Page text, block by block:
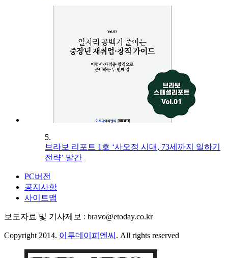
5.
브라보 리포트 1호 ‘사오정 시대, 73세까지 일하기
전략’ 발간
PC버전
공지사항
사이트맵
보도자료 및 기사제보 : bravo@etoday.co.kr
Copyright 2014. 이투데이피엔씨 . All rights reserved